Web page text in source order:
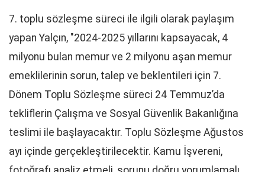
7. toplu sözleşme süreci ile ilgili olarak paylaşım
yapan Yalçın, "2024-2025 yıllarını kapsayacak, 4
milyonu bulan memur ve 2 milyonu aşan memur
emeklilerinin sorun, talep ve beklentileri için 7.
Dönem Toplu Sözleşme süreci 24 Temmuz’da
tekliflerin Çalışma ve Sosyal Güvenlik Bakanlığına
teslimi ile başlayacaktır. Toplu Sözleşme Ağustos
ayı içinde gerçekleştirilecektir. Kamu İşvereni,